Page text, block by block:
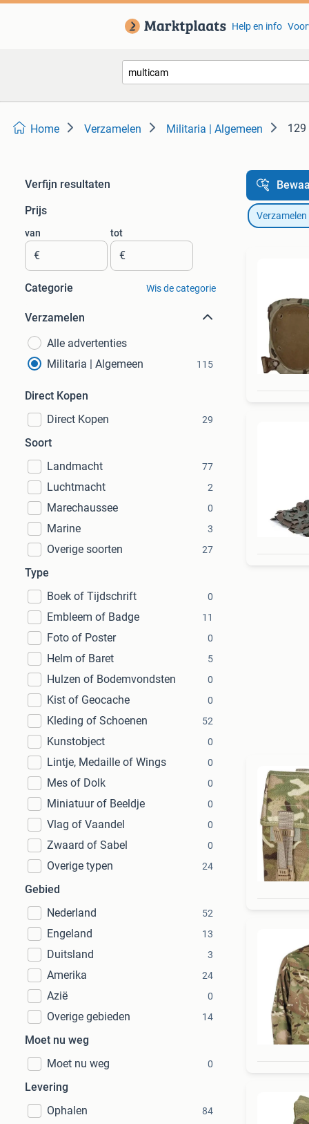
Help en info
Home Verzamelen Militaria | Algemeen 129
Verfijn resultaten
Prijs
van
€
tot
€
Categorie Wis de categorie
Verzamelen
Alle advertenties
Militaria | Algemeen
115
Direct Kopen
Direct Kopen
29
Soort
Landmacht
77
Luchtmacht 2
Marechaussee 0
Marine 3
Overige soorten 27
Type
Boek of Tijdschrift
0
Embleem of Badge 11
Foto of Poster 0
Helm of Baret 5
Hulzen of Bodemvondsten 0
Kist of Geocache 0
Kleding of Schoenen 52
Kunstobject 0
Lintje, Medaille of Wings 0
Mes of Dolk 0
Miniatuur of Beeldje 0
Vlag of Vaandel 0
Zwaard of Sabel 0
Overige typen 24
Gebied
Nederland
52
Engeland 13
Duitsland 3
Amerika 24
Azië 0
Overige gebieden 14
Moet nu weg
Moet nu weg
0
Levering
Ophalen
84
Verzamelen